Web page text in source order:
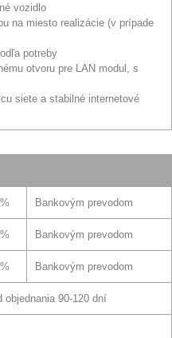
vozidlo
na miesto realizácie (v prípade
potreby
otvoru pre LAN modul, s
siete a stabilné internetové
Bankovým prevodom
Bankovým prevodom
Bankovým prevodom
objednania 90-120 dní